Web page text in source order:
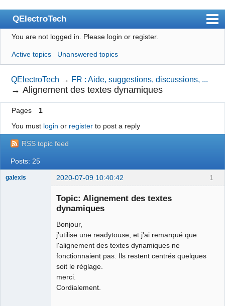
QElectroTech
Index
User list
Search
Register
Login
Site officiel
Wiki
BugTracker
Manual 0.8_cs
Google_Search
You are not logged in. Please login or register.
Active topics Unanswered topics
QElectroTech → FR : Aide, suggestions, discussions, ...
→Alignement des textes dynamiques
Pages
1
You must login or registerto post a reply
RSS topic feed
Posts: 25
1
galexis 2020-07-09 10:40:42
Topic: Alignement des textes
dynamiques
Bonjour,
j'utilise une readytouse, et j'ai remarqué que
l'alignement des textes dynamiques ne
fonctionnaient pas. Ils restent centrés quelques
soit le réglage.
merci.
Cordialement.